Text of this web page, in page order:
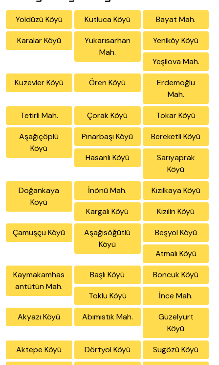
Yoldüzü Köyü Kutluca Köyü Bayat Mah.
Karalar Köyü
Yukarısarhan
Mah.
Yeniköy Köyü
Yeşilova Mah.
Kuzevler Köyü Ören Köyü
Erdemoğlu
Mah.
Tetirli Mah. Çorak Köyü Tokar Köyü
Aşağıçöplü
Köyü
Pınarbaşı Köyü Bereketli Köyü
Hasanlı Köyü
Sarıyaprak
Köyü
Doğankaya
Köyü
İnönü Mah. Kızılkaya Köyü
Kargalı Köyü Kızılin Köyü
Çamuşçu Köyü
Aşağısöğütlü
Köyü
Beşyol Köyü
Atmalı Köyü
Kaymakamhas
antütün Mah.
Başlı Köyü Boncuk Köyü
Toklu Köyü İnce Mah.
Akyazı Köyü Abımıstık Mah.
Güzelyurt
Köyü
Aktepe Köyü Dörtyol Köyü Sugözü Köyü